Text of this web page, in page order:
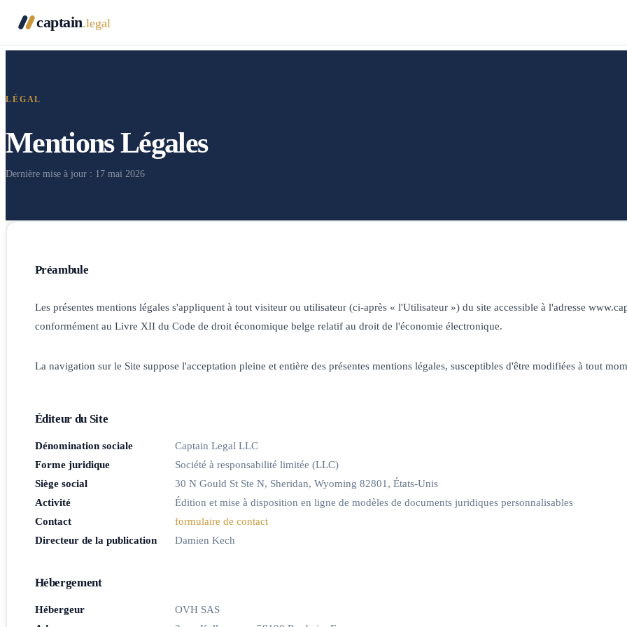
captain.legal
LÉGAL
Mentions Légales
Dernière mise à jour : 17 mai 2026
Préambule
Les présentes mentions légales s'appliquent à tout visiteur ou utilisateur (ci-après « l'Utilisateur ») du site accessible à l'adresse
conformément au Livre XII du Code de droit économique belge relatif au droit de l'économie électronique.
La navigation sur le Site suppose l'acceptation pleine et entière des présentes mentions légales, susceptibles d'être modifiées à tout
Éditeur du Site
Dénomination sociale
Captain Legal LLC
Forme juridique
Société à responsabilité limitée (LLC)
Siège social
30 N Gould St Ste N, Sheridan, Wyoming 82801, États-Unis
Activité
Édition et mise à disposition en ligne de modèles de documents juridiques personnalisables
Contact
formulaire de contact
Directeur de la publication
Damien Kech
Hébergement
Hébergeur
OVH SAS